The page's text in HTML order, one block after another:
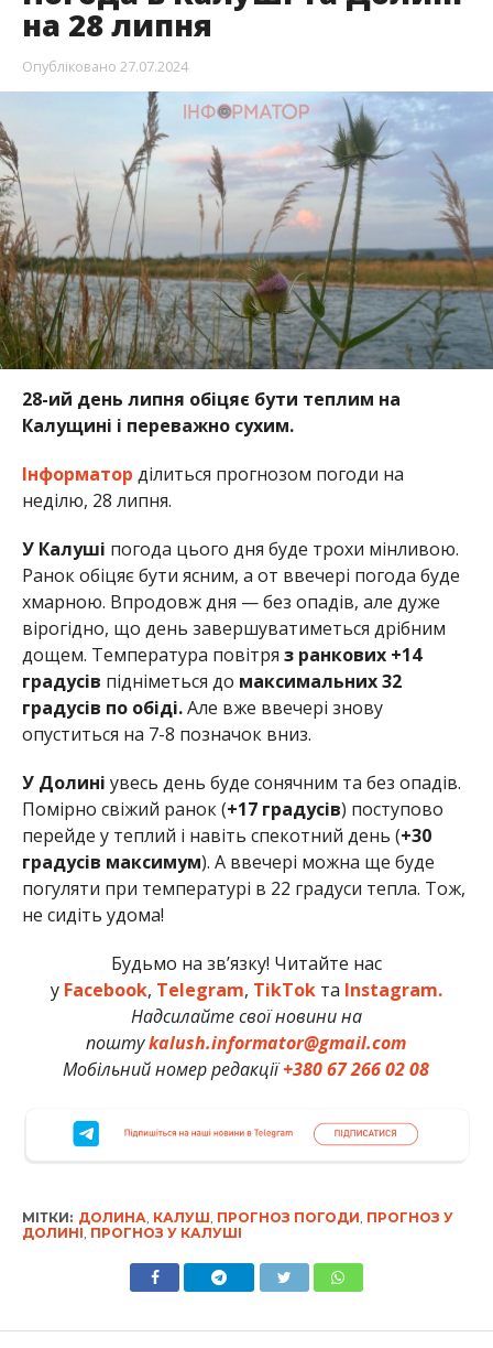
на 28 липня
Опубліковано 27.07.2024
28-ий день липня обіцяє бути теплим на
Калущині і переважно сухим.
Інформатор ділиться прогнозом погоди на
неділю, 28 липня.
У Калуші погода цього дня буде трохи мінливою.
Ранок обіцяє бути ясним, а от ввечері погода буде
хмарною. Впродовж дня — без опадів, але дуже
вірогідно, що день завершуватиметься дрібним
дощем. Температура повітря з ранкових +14
градусів підніметься до максимальних 32
градусів по обіді.Але вже ввечері знову
опуститься на 7-8 позначок вниз.
У Долині увесь день буде сонячним та без опадів.
Помірно свіжий ранок (+17 градусів) поступово
перейде у теплий і навіть спекотний день (+30
градусів максимум). А ввечері можна ще буде
погуляти при температурі в 22 градуси тепла. Тож,
не сидіть удома!
Будьмо на зв’язку! Читайте нас
у Facebook, Telegram, TikTokта Instagram.
Надсилайте свої новини на
поштуkalush.informator@gmail.com
Мобільний номер редакції+380 67 266 02 08
МІТКИ: ДОЛИНА, КАЛУШ, ПРОГНОЗ ПОГОДИ, ПРОГНОЗ У
ДОЛИНІ, ПРОГНОЗ У КАЛУШІ